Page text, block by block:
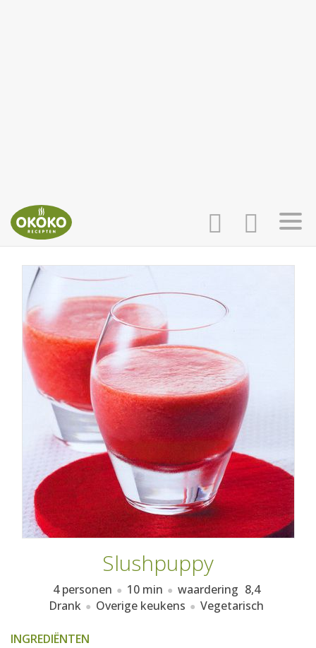
AANMELDEN
HOME
RECEPTEN
WEEKMENU'S
KOOKBOEKEN
Slushpuppy
4 personen 10 min waardering 8,4
Drank
Overige keukens Vegetarisch
INGREDIËNTEN